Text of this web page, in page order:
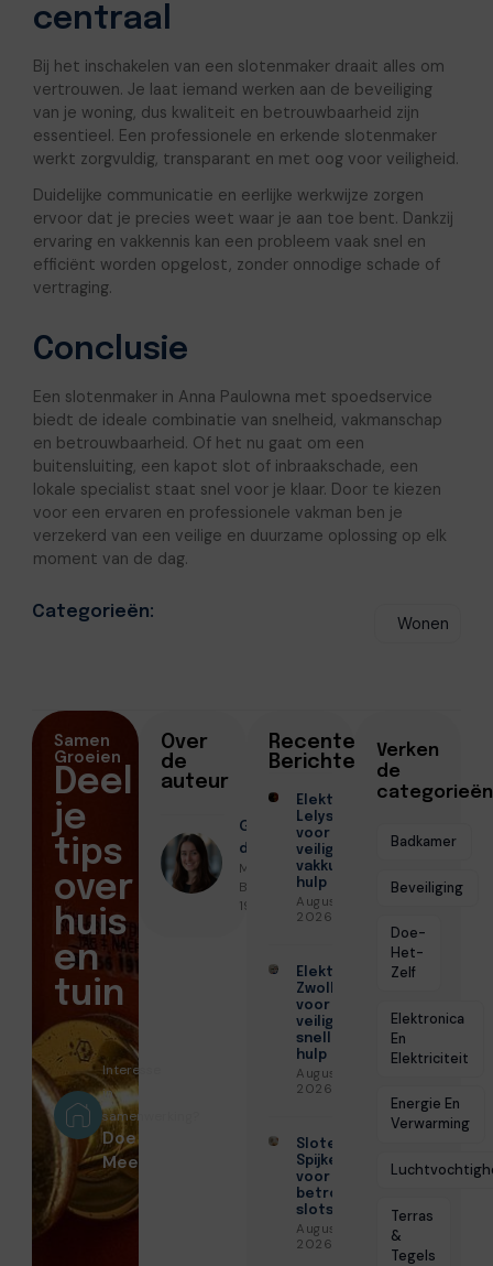
centraal
Bij het inschakelen van een slotenmaker draait alles om
vertrouwen. Je laat iemand werken aan de beveiliging
van je woning, dus kwaliteit en betrouwbaarheid zijn
essentieel. Een professionele en erkende slotenmaker
werkt zorgvuldig, transparant en met oog voor veiligheid.
Duidelijke communicatie en eerlijke werkwijze zorgen
ervoor dat je precies weet waar je aan toe bent. Dankzij
ervaring en vakkennis kan een probleem vaak snel en
efficiënt worden opgelost, zonder onnodige schade of
vertraging.
Conclusie
Een slotenmaker in Anna Paulowna met spoedservice
biedt de ideale combinatie van snelheid, vakmanschap
en betrouwbaarheid. Of het nu gaat om een
buitensluiting, een kapot slot of inbraakschade, een
lokale specialist staat snel voor je klaar. Door te kiezen
voor een ervaren en professionele vakman ben je
verzekerd van een veilige en duurzame oplossing op elk
moment van de dag.
Categorieën:
Wonen
Over
de
auteur
Geschreven
door
Milou De
Bruin ● Juni
19, 2026
Recente
Berichten
Elektricien
Lelystad
voor
veilige en
vakkundige
hulp
Augustus 6,
2026
Elektricien
Zwolle
voor
veilige en
snelle
hulp
Augustus 6,
2026
Slotenmaker
Spijkenisse
voor
betrouwbare
slotservice
Augustus 3,
2026
Verken
de
categorieën
Badkamer
Beveiliging
Doe-
Het-
Zelf
Elektronica
En
Elektriciteit
Energie En
Verwarming
Terras
&
Tegels
Samen
Groeien
Deel
je
tips
over
huis
en
tuin
Interesse
in
samenwerking?
Doe
Mee!